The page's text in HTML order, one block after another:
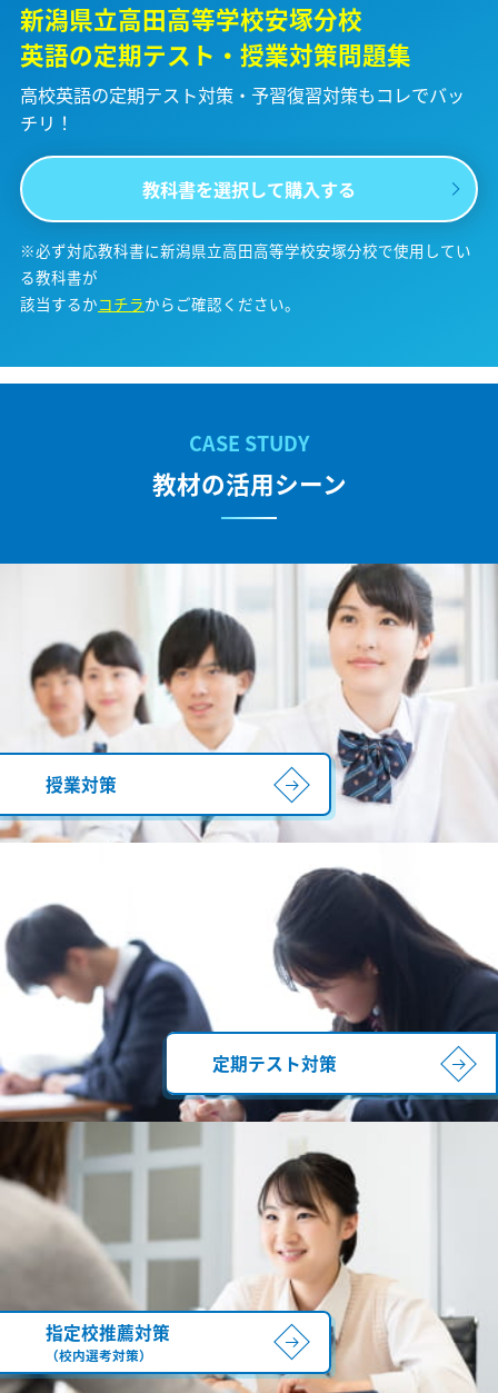
新潟県立高田高等学校安塚分校
英語の定期テスト・授業対策問題集
高校英語の定期テスト対策・予習復習対策もコレでバッ
チリ！
教科書を選択して購入する
※必ず対応教科書に新潟県立高田高等学校安塚分校で使用してい
る教科書が
該当するかコチラからご確認ください。
教材の活用シーン
授業対策
定期テスト対策
指定校推薦対策
（校内選考対策）